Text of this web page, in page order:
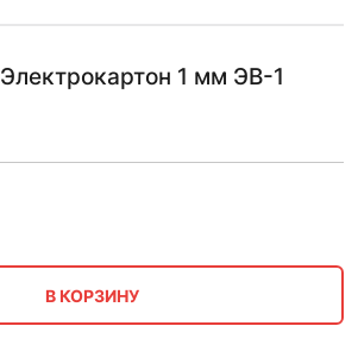
Электрокартон 1 мм ЭВ-1
В КОРЗИНУ